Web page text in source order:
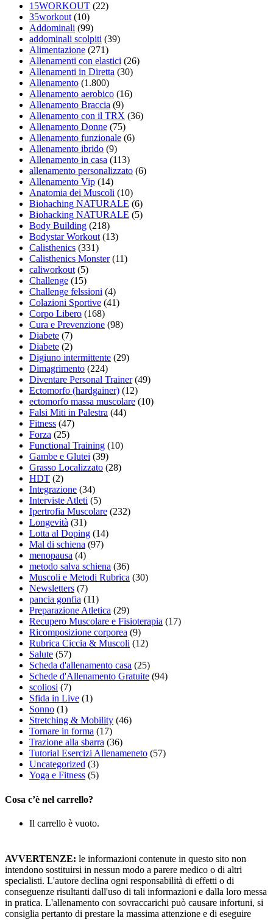
15WORKOUT (22)
35workout(10)
Addominali (99)
addominali scolpiti (39)
Alimentazione (271)
Allenamenti con elastici (26)
Allenamenti in Diretta (30)
Allenamento (1.800)
Allenamento aerobico (16)
Allenamento Braccia (9)
Allenamento con il TRX (36)
Allenamento Donne (75)
Allenamento funzionale (6)
Allenamento ibrido (9)
Allenamento in casa (113)
allenamento personalizzato (6)
Allenamento Vip (14)
Anatomia dei Muscoli (10)
Biohaching NATURALE (6)
Biohacking NATURALE (5)
Body Building (218)
Bodystar Workout(13)
Calisthenics (331)
Calisthenics Monster(11)
caliworkout(5)
Challenge (15)
Challenge felssioni (4)
Colazioni Sportive (41)
Corpo Libero (168)
Cura e Prevenzione (98)
Diabete (7)
Diabete (2)
Digiuno intermittente (29)
Dimagrimento (224)
Diventare Personal Trainer(49)
Ectomorfo (hardgainer) (12)
ectomorfo massa muscolare (10)
Falsi Miti in Palestra (44)
Fitness (47)
Forza (25)
Functional Training (10)
Gambe e Glutei (39)
Grasso Localizzato (28)
HDT (2)
Integrazione (34)
Interviste Atleti (5)
Ipertrofia Muscolare (232)
Longevità (31)
Lotta al Doping (14)
Mal di schiena (97)
menopausa (4)
metodo salva schiena (36)
Muscoli e Metodi Rubrica (30)
Newsletters (7)
pancia gonfia (11)
Preparazione Atletica (29)
Recupero Muscolare e Fisioterapia (17)
Ricomposizione corporea (9)
Rubrica Ciccia & Muscoli (12)
Salute (57)
Scheda d'allenamento casa (25)
Schede d'Allenamento Gratuite (94)
scoliosi (7)
Sfida in Live (1)
Sonno (1)
Stretching & Mobility (46)
Tornare in forma (17)
Trazione alla sbarra (36)
Tutorial Esercizi Allenameneto (57)
Uncategorized (3)
Yoga e Fitness (5)
Cosa c’è nel carrello?
Il carrello è vuoto.
AVVERTENZE: le informazioni contenute in questo sito non
intendono sostituirsi in nessun modo a parere medico o di altri
specialisti. L'autore declina ogni responsabilità di effetti o di
conseguenze risultanti dall'uso di tali informazioni e dalla loro messa
in pratica. L'allenamento con sovraccarichi può causare infortuni, si
consiglia pertanto di prestare la massima attenzione e di eseguire